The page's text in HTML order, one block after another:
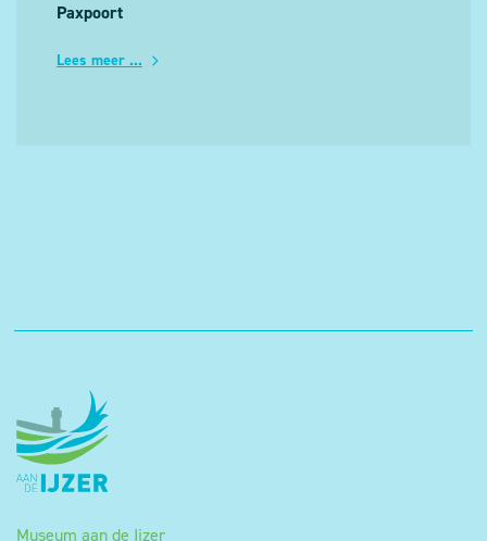
Paxpoort
Lees meer ...
Museum aan de Ijzer